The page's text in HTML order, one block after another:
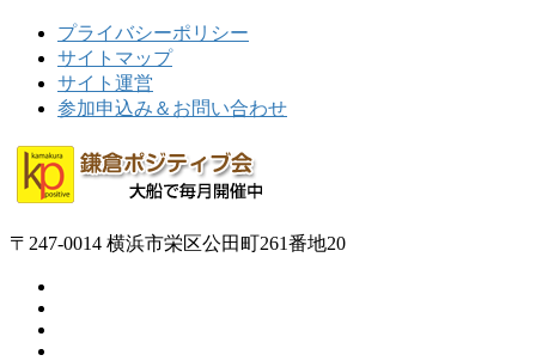
プライバシーポリシー
サイトマップ
サイト運営
参加申込み＆お問い合わせ
〒247-0014 横浜市栄区公田町261番地20